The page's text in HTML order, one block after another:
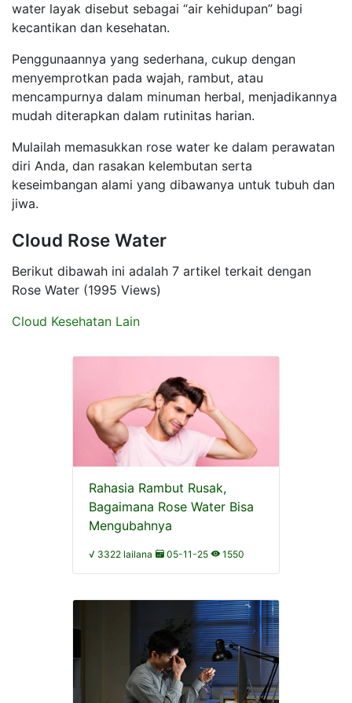
water layak disebut sebagai “air kehidupan” bagi
kecantikan dan kesehatan.
Penggunaannya yang sederhana, cukup dengan
menyemprotkan pada wajah, rambut, atau
mencampurnya dalam minuman herbal, menjadikannya
mudah diterapkan dalam rutinitas harian.
Mulailah memasukkan rose water ke dalam perawatan
diri Anda, dan rasakan kelembutan serta
keseimbangan alami yang dibawanya untuk tubuh dan
jiwa.
Cloud Rose Water
Berikut dibawah ini adalah 7 artikel terkait dengan
Rose Water (1995 Views)
Cloud Kesehatan Lain
Rahasia Rambut Rusak,
Bagaimana Rose Water Bisa
Mengubahnya
√ 3322 lailana 05-11-25 1550